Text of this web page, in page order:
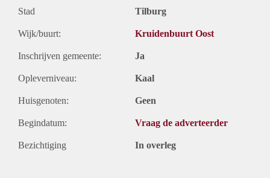
Stad Tilburg
Wijk/buurt: Kruidenbuurt Oost
Inschrijven gemeente: Ja
Opleverniveau: Kaal
Huisgenoten: Geen
Begindatum: Vraag de adverteerder
Bezichtiging In overleg